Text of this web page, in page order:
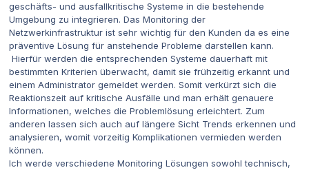
geschäfts- und ausfallkritische Systeme in die bestehende
Umgebung zu integrieren. Das Monitoring der
Netzwerkinfrastruktur ist sehr wichtig für den Kunden da es eine
präventive Lösung für anstehende Probleme darstellen kann.
Hierfür werden die entsprechenden Systeme dauerhaft mit
bestimmten Kriterien überwacht, damit sie frühzeitig erkannt und
einem Administrator gemeldet werden. Somit verkürzt sich die
Reaktionszeit auf kritische Ausfälle und man erhält genauere
Informationen, welches die Problemlösung erleichtert. Zum
anderen lassen sich auch auf längere Sicht Trends erkennen und
analysieren, womit vorzeitig Komplikationen vermieden werden
können.
Ich werde verschiedene Monitoring Lösungen sowohl technisch,